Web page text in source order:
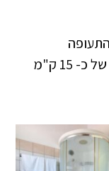
הבינלאומי של קורפו, הנמצא במרחק של כ- 15 ק"מ